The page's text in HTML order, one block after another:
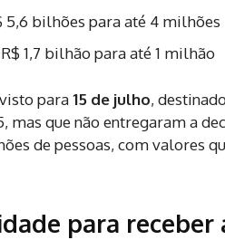
5,6 bilhões para até 4 milhões
1,7 bilhão para até 1 milhão
para15 de julho,
mas que não entregaram a
de pessoas, com valores
para receber